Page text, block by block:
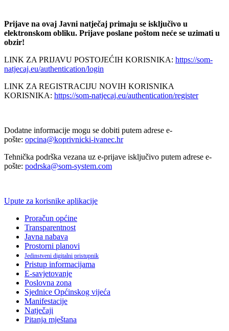
Prijave na ovaj Javni natječaj primaju se isključivo u
elektronskom obliku. Prijave poslane poštom neće se uzimati u
obzir!
LINK ZA PRIJAVU POSTOJEĆIH KORISNIKA: https://som-
natjecaj.eu/authentication/login
LINK ZA REGISTRACIJU NOVIH KORISNIKA
KORISNIKA: https://som-natjecaj.eu/authentication/register
Dodatne informacije mogu se dobiti putem adrese e-
pošte: opcina@koprivnicki-ivanec.hr
Tehnička podrška vezana uz e-prijave isključivo putem adrese e-
pošte: podrska@som-system.com
Upute za korisnike aplikacije
Proračun općine
Transparentnost
Javna nabava
Prostorni planovi
Jedinstveni digitalni pristupnik
Pristup informacijama
E-savjetovanje
Poslovna zona
Sjednice Općinskog vijeća
Manifestacije
Natječaji
Pitanja mještana